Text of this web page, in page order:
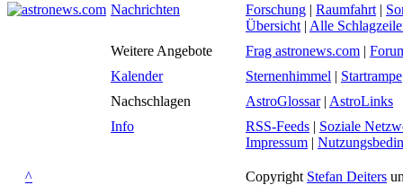
Nachrichten Forschung | Raumfahrt |
Übersicht | Alle
Weitere Angebote
Frag astronews.com |
Kalender
Sternenhimmel | Startrampe
Nachschlagen
AstroGlossar| AstroLinks
Info
RSS-Feeds | Soziale
Impressum |
^ Copyright Stefan Deiters